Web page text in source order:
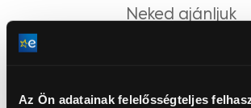
Az Ön adatainak felelősségteljes
Neked ajánljuk